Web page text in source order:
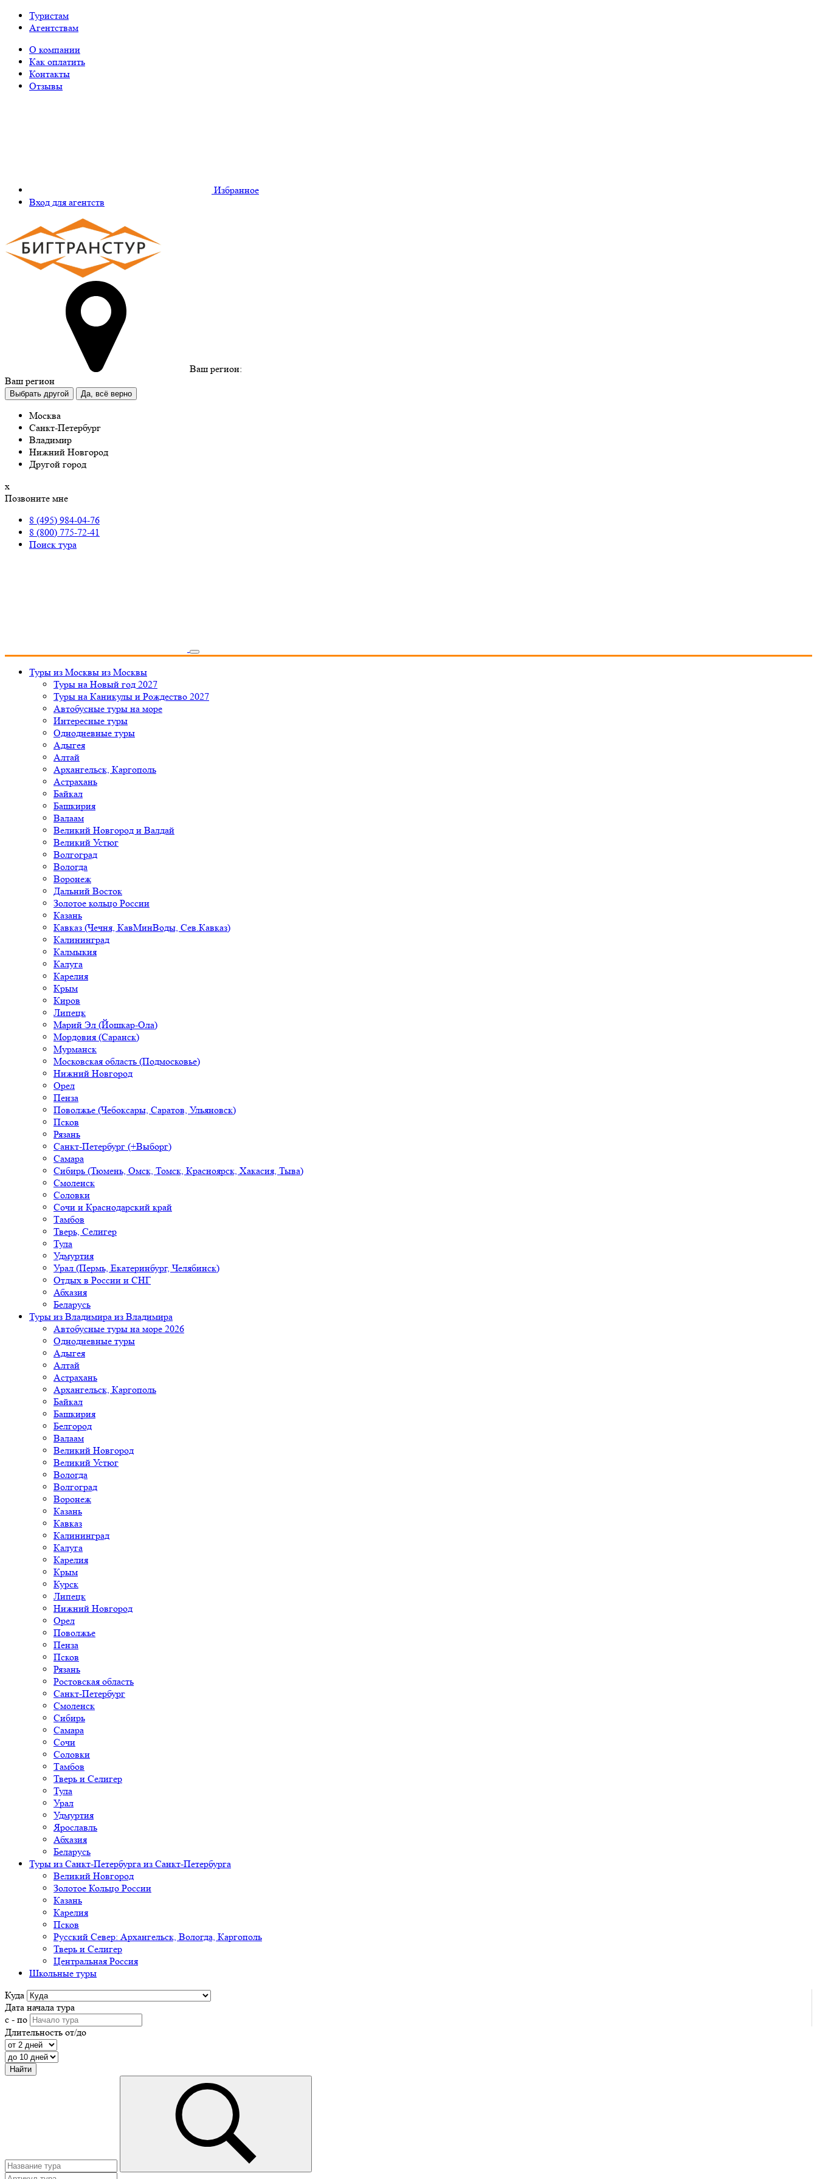
Туристам
Агентствам
О компании
Как оплатить
Контакты
Отзывы
Избранное
Вход для агентств
Ваш регион:
Ваш регион
Выбрать другой Да, всё верно
Москва
Санкт-Петербург
Владимир
Нижний Новгород
Другой город
х
Позвоните мне
8 (495) 984-04-76
8 (800) 775-72-41
Поиск тура
Туры из Москвы из Москвы
Туры на Новый год 2027
Туры на Каникулы и Рождество 2027
Автобусные туры на море
Интересные туры
Однодневные туры
Адыгея
Алтай
Архангельск, Каргополь
Астрахань
Байкал
Башкирия
Валаам
Великий Новгород и Валдай
Великий Устюг
Волгоград
Вологда
Воронеж
Дальний Восток
Золотое кольцо России
Казань
Кавказ (Чечня, КавМинВоды, Сев.Кавказ)
Калининград
Калмыкия
Калуга
Карелия
Крым
Киров
Липецк
Марий Эл (Йошкар-Ола)
Мордовия (Саранск)
Мурманск
Московская область (Подмосковье)
Нижний Новгород
Орел
Пенза
Поволжье (Чебоксары, Саратов, Ульяновск)
Псков
Рязань
Санкт-Петербург (+Выборг)
Самара
Сибирь (Тюмень, Омск, Томск, Красноярск, Хакасия, Тыва)
Смоленск
Соловки
Сочи и Краснодарский край
Тамбов
Тверь, Селигер
Тула
Удмуртия
Урал (Пермь, Екатеринбург, Челябинск)
Отдых в России и СНГ
Абхазия
Беларусь
Туры из Владимира из Владимира
Автобусные туры на море 2026
Однодневные туры
Адыгея
Алтай
Астрахань
Архангельск, Каргополь
Байкал
Башкирия
Белгород
Валаам
Великий Новгород
Великий Устюг
Вологда
Волгоград
Воронеж
Казань
Кавказ
Калининград
Калуга
Карелия
Крым
Курск
Липецк
Нижний Новгород
Орел
Поволжье
Пенза
Псков
Рязань
Ростовская область
Санкт-Петербург
Смоленск
Сибирь
Самара
Сочи
Соловки
Тамбов
Тверь и Селигер
Тула
Урал
Удмуртия
Ярославль
Абхазия
Беларусь
Туры из Санкт-Петербурга из Санкт-Петербурга
Великий Новгород
Золотое Кольцо России
Казань
Карелия
Псков
Русский Север: Архангельск, Вологда, Каргополь
Тверь и Селигер
Центральная Россия
Школьные туры
Куда
Дата начала тура
с - по
Длительность от/до